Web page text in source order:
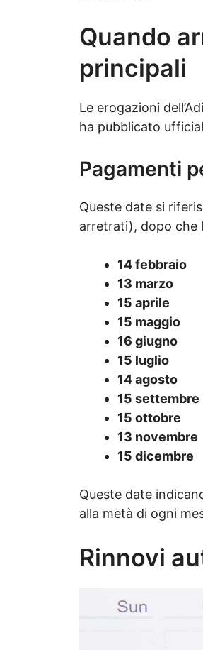
Quando
principali
Le erogazioni
ha pubblicato
Pagamenti
Queste date si
arretrati), dopo che
14 febbraio
13 marzo
15 aprile
15 maggio
16 giugno
15 luglio
14 agosto
15 settembre
15 ottobre
13 novembre
15 dicembre
Queste date
alla metà di ogni
Rinnovi